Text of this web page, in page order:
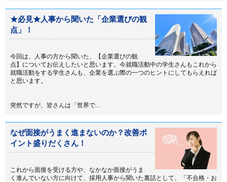
★必見★人事から聞いた「企業選びの観
点」！
今回は、人事の方から聞いた、【企業選びの観
点】についてお伝えしたいと思います。今就職活動中の学生さんもこれから
就職活動をする学生さんも、企業を選ぶ際の一つのヒントにしてもらえれば
と思います。
突然ですが、皆さんは「世界で...
なぜ面接がうまく進まないのか？改善ポ
イント盛りだくさん！
これから面接を受ける方や、なかなか面接がうま
く進んでいない方に向けて、採用人事から聞いた裏話として、「不合格・お